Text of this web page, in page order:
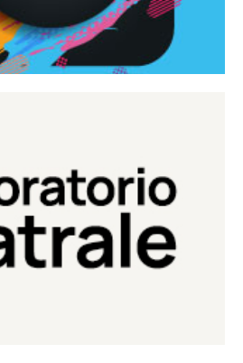
Teatrale
del Teatro Eduardo de Filippo
Continua